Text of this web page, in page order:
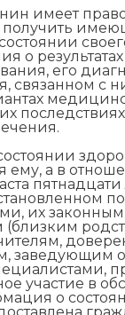
имеет
о
его
связанном с
последствиях
ему, а в
их законным
(близким
заведующим
участие в
о